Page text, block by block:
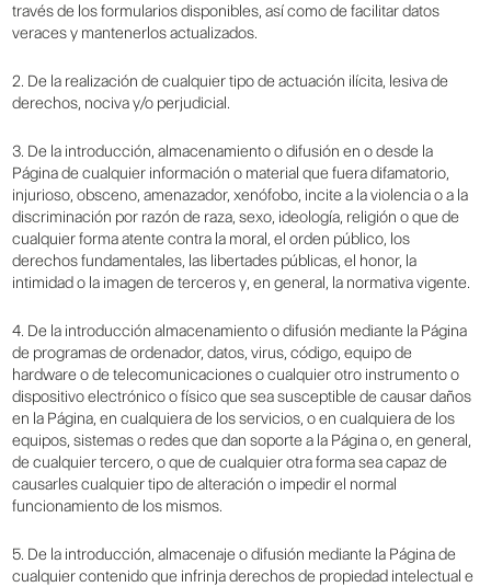
través de los formularios disponibles, así como de facilitar datos
veraces y mantenerlos actualizados.
2. De la realización de cualquier tipo de actuación ilícita, lesiva de
derechos, nociva y/o perjudicial.
3. De la introducción, almacenamiento o difusión en o desde la
Página de cualquier información o material que fuera difamatorio,
injurioso, obsceno, amenazador, xenófobo, incite a la violencia o a la
discriminación por razón de raza, sexo, ideología, religión o que de
cualquier forma atente contra la moral, el orden público, los
derechos fundamentales, las libertades públicas, el honor, la
intimidad o la imagen de terceros y, en general, la normativa vigente.
4. De la introducción almacenamiento o difusión mediante la Página
de programas de ordenador, datos, virus, código, equipo de
hardware o de telecomunicaciones o cualquier otro instrumento o
dispositivo electrónico o físico que sea susceptible de causar daños
en la Página, en cualquiera de los servicios, o en cualquiera de los
equipos, sistemas o redes que dan soporte a la Página o, en general,
de cualquier tercero, o que de cualquier otra forma sea capaz de
causarles cualquier tipo de alteración o impedir el normal
funcionamiento de los mismos.
5. De la introducción, almacenaje o difusión mediante la Página de
cualquier contenido que infrinja derechos de propiedad intelectual e